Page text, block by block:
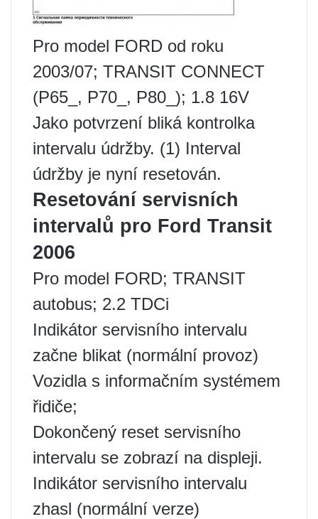
Pro model FORD od roku
2003/07; TRANSIT CONNECT
(P65_, P70_, P80_); 1.8 16V
Jako potvrzení bliká kontrolka
intervalu údržby. (1) Interval
údržby je nyní resetován.
Resetování servisních
intervalů pro Ford Transit
2006
Pro model FORD; TRANSIT
autobus; 2.2 TDCi
Indikátor servisního intervalu
začne blikat (normální provoz)
Vozidla s informačním systémem
řidiče;
Dokončený reset servisního
intervalu se zobrazí na displeji.
Indikátor servisního intervalu
zhasl (normální verze)